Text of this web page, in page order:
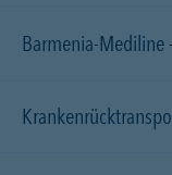
Barmenia-Mediline